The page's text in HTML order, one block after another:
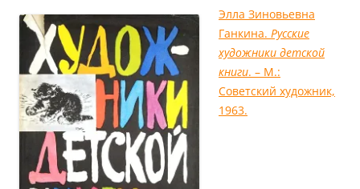
Элла Зиновьевна
Ганкина. Русские
художники детской
книги. – М.:
Советский художник,
1963.